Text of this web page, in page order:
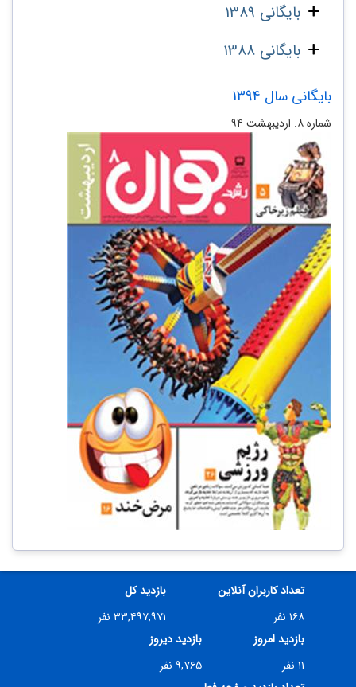
بایگانی 1389
بایگانی 1388
بایگانی سال 1394
شماره ۸. اردیبهشت ۹۴
تعداد کاربران آنلاین
۱۶۸ نفر
بازدید کل
۳۳,۴۹۷,۹۷۱ نفر
بازدید امروز
۱۱ نفر
بازدید دیروز
۹,۷۶۵ نفر